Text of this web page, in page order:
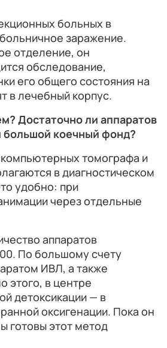
больных в
заражение.
отделение, он
обследование,
его общего состояния на
в лечебный корпус.
Достаточно ли аппаратов
большой коечный фонд?
томографа и
в диагностическом
удобно: при
через отдельные
аппаратов
По большому счету
ИВЛ, а также
этого, в центре
детоксикации — в
оксигенации. Пока он
готовы этот метод